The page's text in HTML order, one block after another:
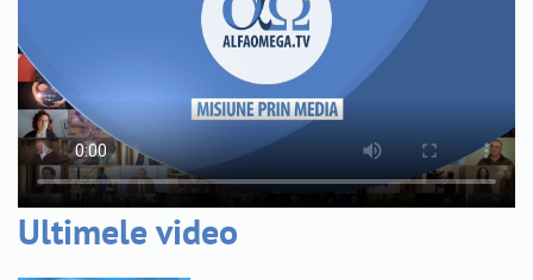
Ultimele video